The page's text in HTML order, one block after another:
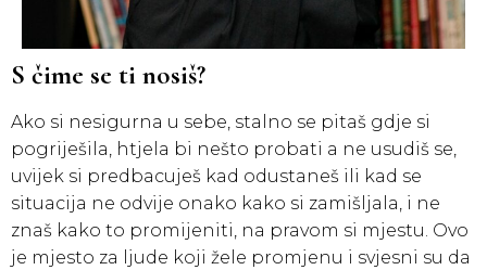
S čime se ti nosiš?
Ako si nesigurna u sebe, stalno se pitaš gdje si
pogriješila, htjela bi nešto probati a ne usudiš se,
uvijek si predbacuješ kad odustaneš ili kad se
situacija ne odvije onako kako si zamišljala, i ne
znaš kako to promijeniti, na pravom si mjestu. Ovo
je mjesto za ljude koji žele promjenu i svjesni su da